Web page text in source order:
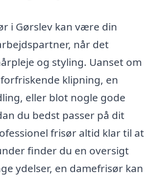
i Gørslev kan være din
når det
og styling. Uanset om
klipning, en
eller blot nogle gode
du bedst passer på dit
frisør altid klar til at
finder du en oversigt
ydelser, en damefrisør kan